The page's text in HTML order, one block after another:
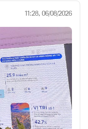
11:28, 06/08/2026